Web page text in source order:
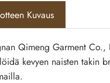
Kuvaus
Qimeng Garment Co.,
kevyen naisten takin